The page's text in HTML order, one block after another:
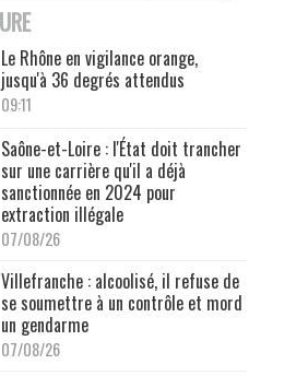
Le Rhône en vigilance orange,
jusqu'à 36 degrés attendus
09:11
Saône-et-Loire : l'État doit trancher
sur une carrière qu'il a déjà
sanctionnée en 2024 pour
extraction illégale
07/08/26
Villefranche : alcoolisé, il refuse de
se soumettre à un contrôle et mord
un gendarme
07/08/26